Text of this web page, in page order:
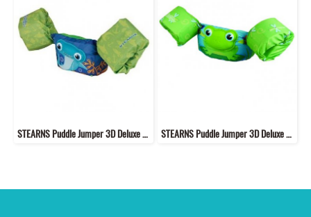
STEARNS Puddle Jumper 3D Deluxe (3D Hammerhead shark) STEARNS Puddle Jumper 3D Deluxe (3D Bahamas Frog)